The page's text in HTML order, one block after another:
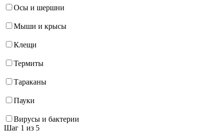
Осы и шершни
Мыши и крысы
Клещи
Термиты
Тараканы
Пауки
Вирусы и бактерии
Шаг 1 из 5